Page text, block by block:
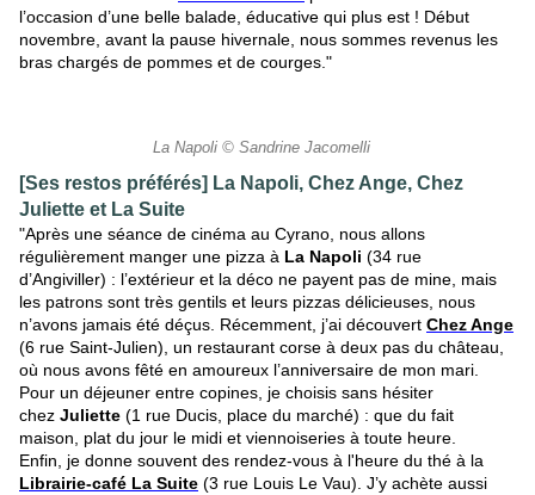
l’occasion d’une belle balade, éducative qui plus est ! Début
novembre, avant la pause hivernale, nous sommes revenus les
bras chargés de pommes et de courges."
La Napoli © Sandrine Jacomelli
[Ses restos préférés] La Napoli, Chez Ange, Chez
Juliette et La Suite
"Après une séance de cinéma au Cyrano, nous allons
régulièrement manger une pizza à La Napoli (34 rue
d’Angiviller) : l’extérieur et la déco ne payent pas de mine, mais
les patrons sont très gentils et leurs pizzas délicieuses, nous
n’avons jamais été déçus. Récemment, j’ai découvert Chez Ange
(6 rue Saint-Julien), un restaurant corse à deux pas du château,
où nous avons fêté en amoureux l’anniversaire de mon mari.
Pour un déjeuner entre copines, je choisis sans hésiter
chez Juliette (1 rue Ducis, place du marché) : que du fait
maison, plat du jour le midi et viennoiseries à toute heure.
Enfin, je donne souvent des rendez-vous à l'heure du thé à la
Librairie-café La Suite (3 rue Louis Le Vau). J’y achète aussi